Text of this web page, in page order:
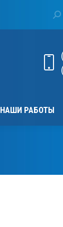
НАШИ РАБОТЫ
НАШИ